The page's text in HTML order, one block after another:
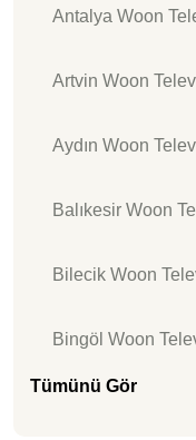
Antalya Woon
Artvin Woon
Aydın Woon
Balıkesir Woon
Bilecik Woon
Bingöl Woon
Tümünü Gör